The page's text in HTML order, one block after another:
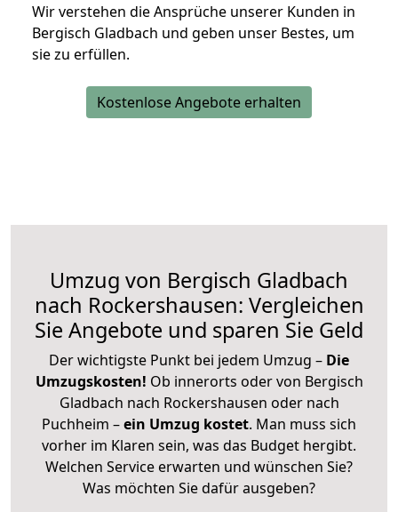
Wir verstehen die Ansprüche unserer Kunden in
Bergisch Gladbach und geben unser Bestes, um
sie zu erfüllen.
Kostenlose Angebote erhalten
Umzug von Bergisch Gladbach
nach Rockershausen: Vergleichen
Sie Angebote und sparen Sie Geld
Der wichtigste Punkt bei jedem Umzug – Die
Umzugskosten! Ob innerorts oder von Bergisch
Gladbach nach Rockershausen oder nach
Puchheim –ein Umzug kostet. Man muss sich
vorher im Klaren sein, was das Budget hergibt.
Welchen Service erwarten und wünschen Sie?
Was möchten Sie dafür ausgeben?